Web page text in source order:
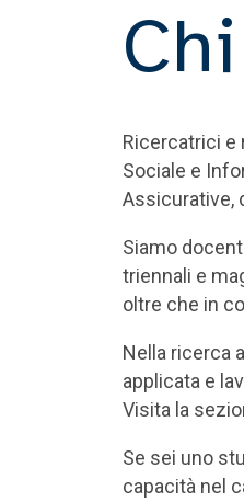
Ricercatrici e
Sociale e
Assicurative,
Siamo
triennali e
oltre che in
Nella ricerca
applicata e
Visita la
Se sei uno
capacità nel